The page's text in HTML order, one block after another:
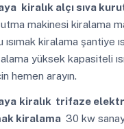
kiralık alçı sıva
makinesi kiralama
ısımak kiralama şantiye
yüksek kapasiteli
hemen arayın.
kiralık trifaze
kiralama 30 kw sanayi